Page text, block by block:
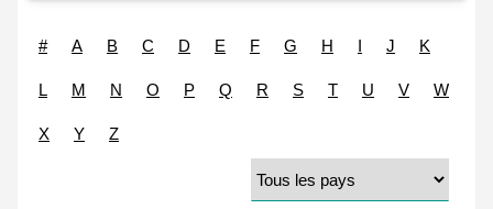
# A B C D E F G H I J K
L M N O P Q R S T U V W
X Y Z